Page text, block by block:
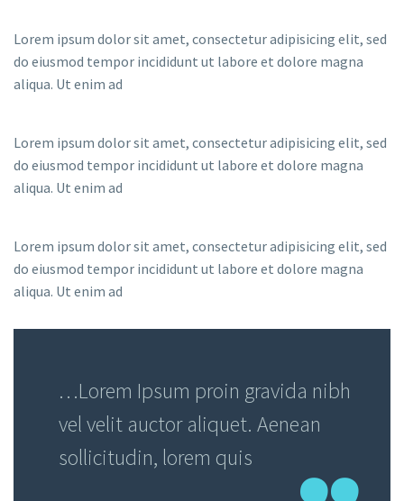
Lorem ipsum dolor sit amet, consectetur adipisicing elit, sed
do eiusmod tempor incididunt ut labore et dolore magna
aliqua. Ut enim ad
Lorem ipsum dolor sit amet, consectetur adipisicing elit, sed
do eiusmod tempor incididunt ut labore et dolore magna
aliqua. Ut enim ad
Lorem ipsum dolor sit amet, consectetur adipisicing elit, sed
do eiusmod tempor incididunt ut labore et dolore magna
aliqua. Ut enim ad
…Lorem Ipsum proin gravida nibh
vel velit auctor aliquet. Aenean
sollicitudin, lorem quis